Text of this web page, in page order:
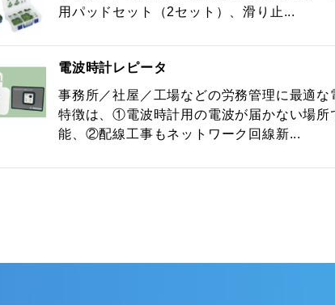
用パッドセット（2セット）、滑り止...
電波時計レピータ
事務所／社屋／工場などの労務管理に最適な
特徴は、①電波時計用の電波が届かない場所
能、②配線工事もネットワーク回線新...